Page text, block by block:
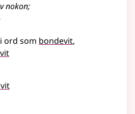
nokon;
ord som bondevit